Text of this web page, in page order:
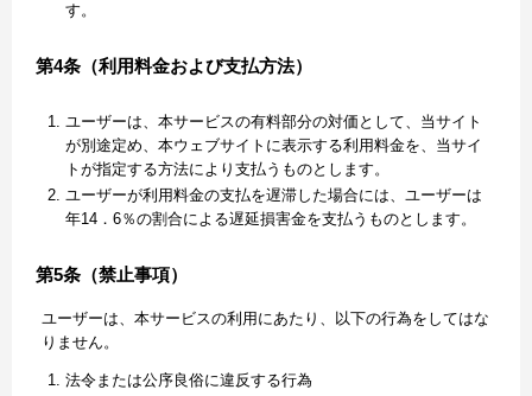
す。
第4条（利用料金および支払方法）
ユーザーは、本サービスの有料部分の対価として、当サイト
が別途定め、本ウェブサイトに表示する利用料金を、当サイ
トが指定する方法により支払うものとします。
ユーザーが利用料金の支払を遅滞した場合には、ユーザーは
年14．6％の割合による遅延損害金を支払うものとします。
第5条（禁止事項）
ユーザーは、本サービスの利用にあたり、以下の行為をしてはな
りません。
法令または公序良俗に違反する行為